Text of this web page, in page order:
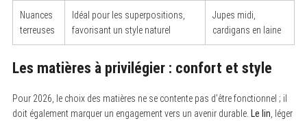
Nuances
terreuses
Idéal pour les superpositions,
favorisant un style naturel
Jupes midi,
cardigans en laine
Les matières à privilégier : confort et style
Pour 2026, le choix des matières ne se contente pas d’être fonctionnel ; il
doit également marquer un engagement vers un avenir durable. Le lin , léger